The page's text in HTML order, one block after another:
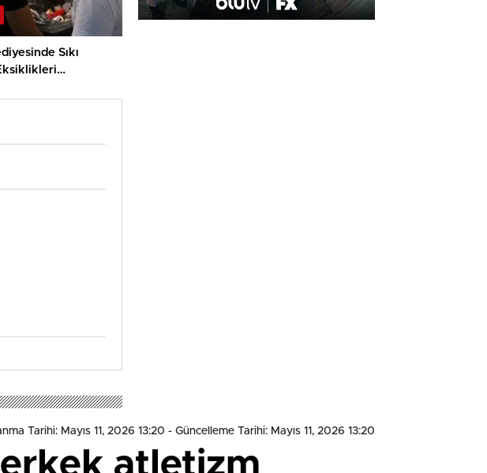
Sıkı
Tarihi: Mayıs 11, 2026 13:20 - Güncelleme Tarihi: Mayıs 11, 2026 13:20
atletizm